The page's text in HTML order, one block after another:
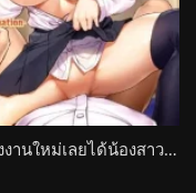
พ่อแต่งงานใหม่เลยได้น้องสาวสุดเอ็กมาอยู่ด้วย H na Ane Series The Animation